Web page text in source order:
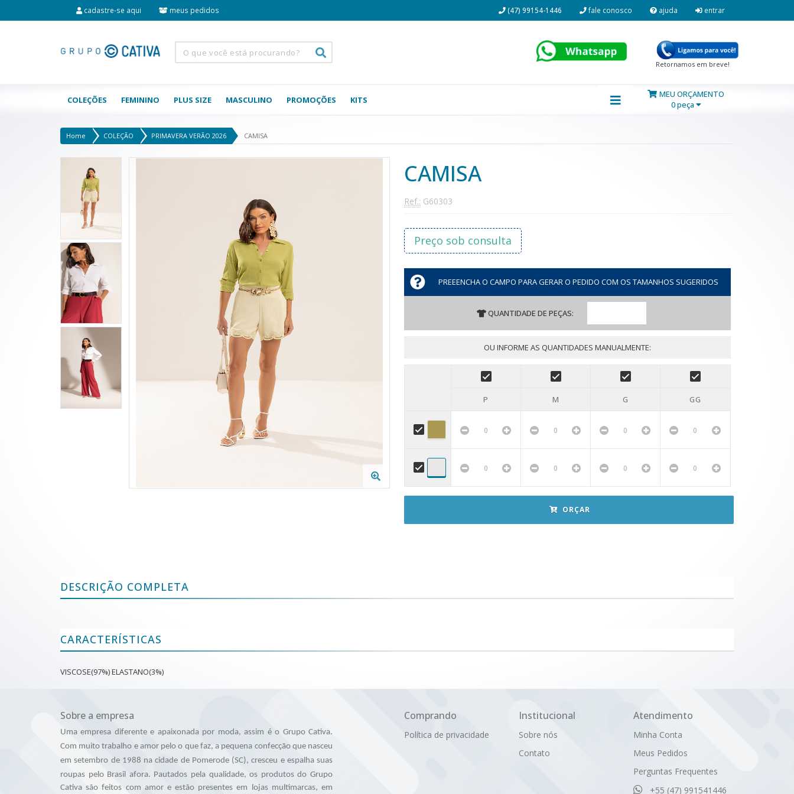
cadastre-se aqui meus pedidos (47) 99154-1446 fale conosco ajuda entrar
Retornamos em breve!
COLEÇÕES FEMININO PLUS SIZE MASCULINO PROMOÇÕES KITS
MEU ORÇAMENTO
0 peça
Home COLEÇÃO PRIMAVERA VERÃO 2026 CAMISA
CAMISA
Ref.: G60303
Preço sob consulta
PREEENCHA O CAMPO PARA GERAR O PEDIDO COM OS TAMANHOS SUGERIDOS
QUANTIDADE DE PEÇAS:
OU INFORME AS QUANTIDADES MANUALMENTE:
P M G GG
ORÇAR
DESCRIÇÃO COMPLETA
CARACTERÍSTICAS
VISCOSE(97%) ELASTANO(3%)
Sobre a empresa
Uma empresa diferente e apaixonada por moda, assim é o Grupo Cativa.
Com muito trabalho e amor pelo o que faz, a pequena confecção que nasceu
em setembro de 1988 na cidade de Pomerode (SC), cresceu e espalha suas
roupas pelo Brasil afora. Pautados pela qualidade, os produtos do Grupo
Cativa são feitos com amor e estão presentes em lojas multimarcas, em
Comprando
Política de privacidade
Institucional
Sobre nós
Contato
Atendimento
Minha Conta
Meus Pedidos
Perguntas Frequentes
+55 (47) 991541446